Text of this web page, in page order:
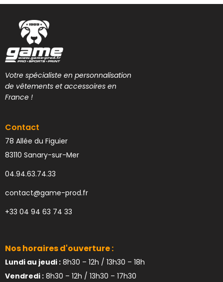
Votre spécialiste en personnalisation
de vêtements et accessoires en
France !
Contact
78 Allée du Figuier
83110 Sanary-sur-Mer
04.94.63.74.33
contact@game-prod.fr
+33 04 94 63 74 33
Nos horaires d'ouverture :
Lundi au jeudi : 8h30 – 12h / 13h30 – 18h
Vendredi : 8h30 – 12h / 13h30 – 17h30